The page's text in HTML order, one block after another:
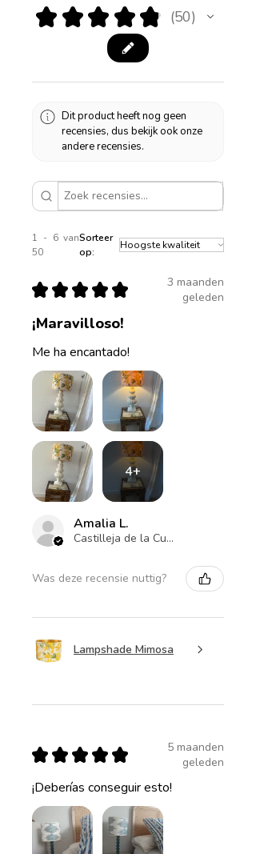
op aanvraag.
★ ★ ★ ★ ★ 50
50
Dit product heeft nog geen
recensies, dus bekijk ook onze
andere recensies.
1 - 6 van
50
Sorteer
op:
★ ★ ★ ★ ★
3 maanden
geleden
¡Maravilloso!
Me ha encantado!
4+
Amalia L.
Castilleja de la Cuesta , ES-AN
Was deze recensie nuttig?
Lampshade Mimosa
★ ★ ★ ★ ★
5 maanden
geleden
¡Deberías conseguir esto!